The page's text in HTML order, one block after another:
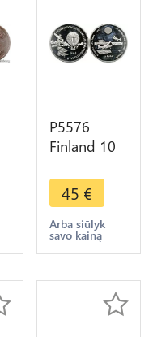
P5576
Finland 10
Plane
Turkey
1997 Silver
Proof -> M
45 €
Arba siūlyk
savo kainą